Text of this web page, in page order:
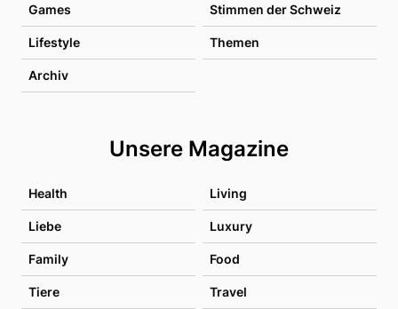
Games Stimmen der Schweiz
Lifestyle Themen
Archiv
Unsere Magazine
Health Living
Liebe Luxury
Family Food
Tiere Travel